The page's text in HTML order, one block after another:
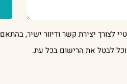
לצורך יצירת קשר ודיוור ישיר, בהתאם
לבטל את הרישום בכל עת.